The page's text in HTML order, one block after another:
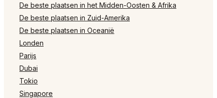
De beste plaatsen in het Midden-Oosten & Afrika
De beste plaatsen in Zuid-Amerika
De beste plaatsen in Oceanië
Londen
Parijs
Dubai
Tokio
Singapore